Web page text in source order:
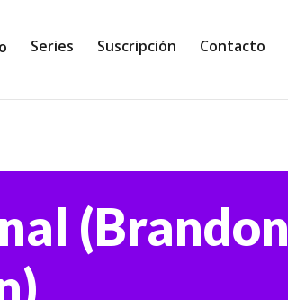
Series Suscripción Contacto
(Brandon